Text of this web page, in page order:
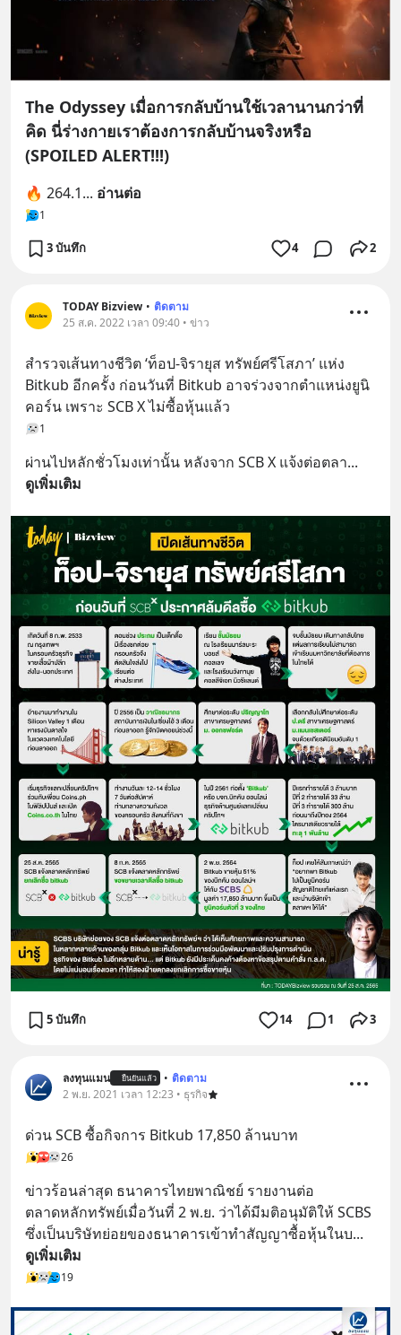
The Odyssey เมื่อการกลับบ้านใช้เวลานานกว่าที่
คิด นี่ร่างกายเราต้องการกลับบ้านจริงหรือ
(SPOILED ALERT!!!)
🔥 264.1... อ่านต่อ
1
3 บันทึก 4 2
TODAY Bizview • ติดตาม
25 ส.ค. 2022 เวลา 09:40 • ข่าว
สำรวจเส้นทางชีวิต ‘ท็อป-จิรายุส ทรัพย์ศรีโสภา’ แห่ง
Bitkub อีกครั้ง ก่อนวันที่ Bitkub อาจร่วงจากตำแหน่งยูนิ
คอร์น เพราะ SCB X ไม่ซื้อหุ้นแล้ว
1
ผ่านไปหลักชั่วโมงเท่านั้น หลังจาก SCB X แจ้งต่อตลา...
ดูเพิ่มเติม
5 บันทึก 14 1 3
ลงทุนแมน ยืนยันแล้ว • ติดตาม
2 พ.ย. 2021 เวลา 12:23 • ธุรกิจ
ด่วน SCB ซื้อกิจการ Bitkub 17,850 ล้านบาท
26
ข่าวร้อนล่าสุด ธนาคารไทยพาณิชย์ รายงานต่อ
ตลาดหลักทรัพย์เมื่อวันที่ 2 พ.ย. ว่าได้มีมติอนุมัติให้ SCBS
ซึ่งเป็นบริษัทย่อยของธนาคารเข้าทำสัญญาซื้อหุ้นในบ...
ดูเพิ่มเติม
19